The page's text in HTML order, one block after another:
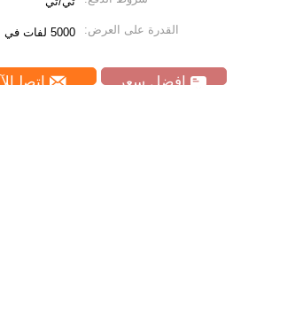
القدرة على العرض: 5000 لفات في اليوم
افضل سعر ﺎﺘﺼﻟ